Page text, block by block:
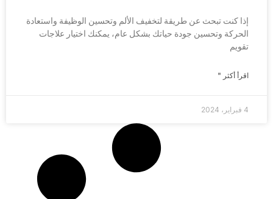
إذا كنت تبحث عن طريقة لتخفيف الألم وتحسين الوظيفة واستعادة
الحركة وتحسين جودة حياتك بشكل عام، يمكنك اختيار علاجات
تقويم
اقرأ أكثر "
4 فبراير، 2024